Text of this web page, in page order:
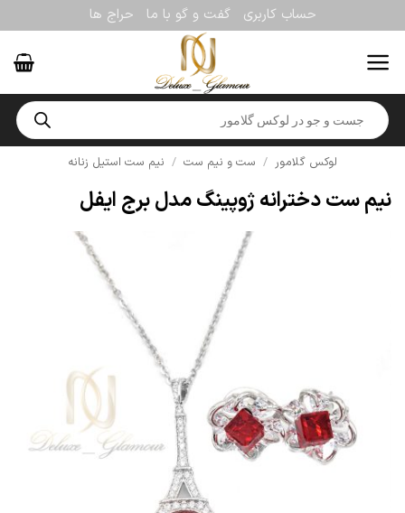
to
content
حساب کاربری گفت و گو با ما حراج ها
Products
search
لوکس گلامور / ست و نیم ست / نیم ست استیل زنانه
نیم ست دخترانه ژوپینگ مدل برج ایفل